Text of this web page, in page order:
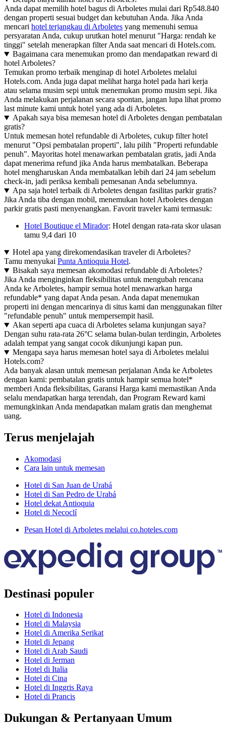
Anda dapat memilih hotel bagus di Arboletes mulai dari Rp548.840
dengan properti sesuai budget dan kebutuhan Anda. Jika Anda
mencari hotel terjangkau di Arboletes yang memenuhi semua
persyaratan Anda, cukup urutkan hotel menurut "Harga: rendah ke
tinggi" setelah menerapkan filter Anda saat mencari di Hotels.com.
Bagaimana cara menemukan promo dan mendapatkan reward di
hotel Arboletes?
Temukan promo terbaik menginap di hotel Arboletes melalui
Hotels.com. Anda juga dapat melihat harga hotel pada hari kerja
atau selama musim sepi untuk menemukan promo musim sepi. Jika
Anda melakukan perjalanan secara spontan, jangan lupa lihat promo
last minute kami untuk hotel yang ada di Arboletes.
Apakah saya bisa memesan hotel di Arboletes dengan pembatalan
gratis?
Untuk memesan hotel refundable di Arboletes, cukup filter hotel
menurut "Opsi pembatalan properti", lalu pilih "Properti refundable
penuh". Mayoritas hotel menawarkan pembatalan gratis, jadi Anda
dapat menerima refund jika Anda harus membatalkan. Beberapa
hotel mengharuskan Anda membatalkan lebih dari 24 jam sebelum
check-in, jadi periksa kembali pemesanan Anda sebelumnya.
Apa saja hotel terbaik di Arboletes dengan fasilitas parkir gratis?
Jika Anda tiba dengan mobil, menemukan hotel Arboletes dengan
parkir gratis pasti menyenangkan. Favorit traveler kami termasuk:
Hotel Boutique el Mirador: Hotel dengan rata-rata skor ulasan
tamu 9,4 dari 10
Hotel apa yang direkomendasikan traveler di Arboletes?
Tamu menyukai Punta Antioquia Hotel.
Bisakah saya memesan akomodasi refundable di Arboletes?
Jika Anda menginginkan fleksibilitas untuk mengubah rencana
Anda ke Arboletes, hampir semua hotel menawarkan harga
refundable* yang dapat Anda pesan. Anda dapat menemukan
properti ini dengan mencarinya di situs kami dan menggunakan filter
"refundable penuh" untuk mempersempit hasil.
Akan seperti apa cuaca di Arboletes selama kunjungan saya?
Dengan suhu rata-rata 26°C selama bulan-bulan terdingin, Arboletes
adalah tempat yang sangat cocok dikunjungi kapan pun.
Mengapa saya harus memesan hotel saya di Arboletes melalui
Hotels.com?
Ada banyak alasan untuk memesan perjalanan Anda ke Arboletes
dengan kami: pembatalan gratis untuk hampir semua hotel*
memberi Anda fleksibilitas, Garansi Harga kami memastikan Anda
selalu mendapatkan harga terendah, dan Program Reward kami
memungkinkan Anda mendapatkan malam gratis dan menghemat
uang.
Terus menjelajah
Akomodasi
Cara lain untuk memesan
Hotel di San Juan de Urabá
Hotel di San Pedro de Urabá
Hotel dekat Antioquia
Hotel di Necoclí
Pesan Hotel di Arboletes melalui co.hoteles.com
Destinasi populer
Hotel di Indonesia
Hotel di Malaysia
Hotel di Amerika Serikat
Hotel di Jepang
Hotel di Arab Saudi
Hotel di Jerman
Hotel di Italia
Hotel di Cina
Hotel di Inggris Raya
Hotel di Prancis
Dukungan & Pertanyaan Umum